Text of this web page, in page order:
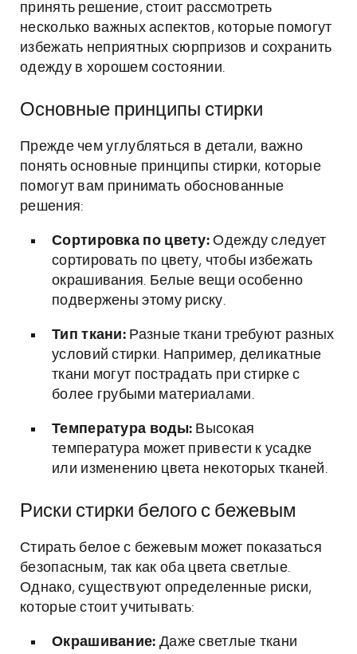
принять решение, стоит рассмотреть
несколько важных аспектов, которые помогут
избежать неприятных сюрпризов и сохранить
одежду в хорошем состоянии.
Основные принципы стирки
Прежде чем углубляться в детали, важно
понять основные принципы стирки, которые
помогут вам принимать обоснованные
решения:
Сортировка по цвету: Одежду следует
сортировать по цвету, чтобы избежать
окрашивания. Белые вещи особенно
подвержены этому риску.
Тип ткани: Разные ткани требуют разных
условий стирки. Например, деликатные
ткани могут пострадать при стирке с
более грубыми материалами.
Температура воды: Высокая
температура может привести к усадке
или изменению цвета некоторых тканей.
Риски стирки белого с бежевым
Стирать белое с бежевым может показаться
безопасным, так как оба цвета светлые.
Однако, существуют определенные риски,
которые стоит учитывать:
Окрашивание: Даже светлые ткани